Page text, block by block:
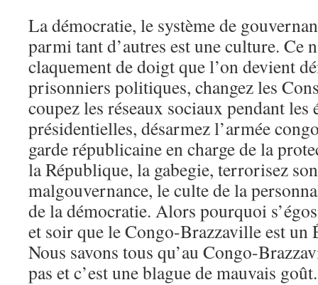
La démocratie, le système de
parmi tant d’autres est une culture. Ce
claquement de doigt que l’on devient
prisonniers politiques, changez les
coupez les réseaux sociaux pendant les
présidentielles, désarmez l’armée
garde républicaine en charge de la
la République, la gabegie, terrorisez
malgouvernance, le culte de la
de la démocratie. Alors pourquoi
et soir que le Congo-Brazzaville est un
Nous savons tous qu’au Congo-
pas et c’est une blague de mauvais goût.